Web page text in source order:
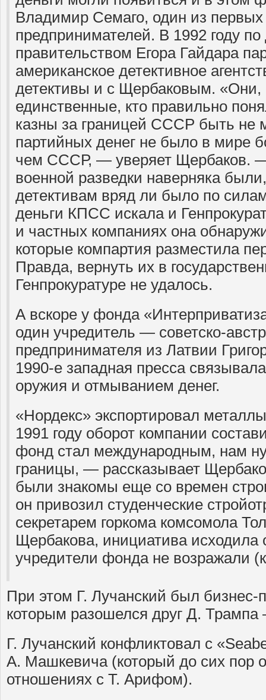
Владимир Семаго, один из
предпринимателей. В 1992 году по
правительством Егора Гайдара
американское детективное
детективы и с Щербаковым. «Они,
единственные, кто правильно
казны за границей СССР быть не
партийных денег не было в мире
чем СССР, — уверяет Щербаков.
военной разведки наверняка
детективам вряд ли было по
деньги КПСС искала и
и частных компаниях она
которые компартия разместила
Правда, вернуть их в
Генпрокуратуре не удалось.
А вскоре у фонда
один учредитель — советско-
предпринимателя из Латвии
1990-е западная пресса
оружия и отмыванием денег.
«Нордекс» экспортировал
1991 году оборот компании
фонд стал международным, нам
границы, — рассказывает
были знакомы еще со времен
он привозил студенческие
секретарем горкома комсомола
Щербакова, инициатива исходила
учредители фонда не возражали
При этом Г. Лучанский был бизнес-
которым разошелся друг Д.
Г. Лучанский конфликтовал с
А. Машкевича (который до сих пор
отношениях с Т. Арифом).